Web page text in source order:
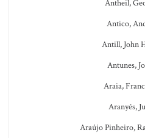
Antheil,
Antico,
Antill, John
Antunes,
Araia,
Aranyés,
Araújo Pinheiro,